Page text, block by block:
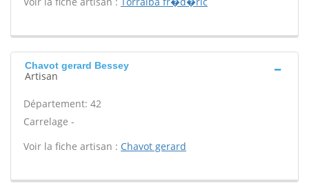
Chavot gerard Bessey
Artisan
Département: 42
Carrelage -
Voir la fiche artisan : Chavot gerard